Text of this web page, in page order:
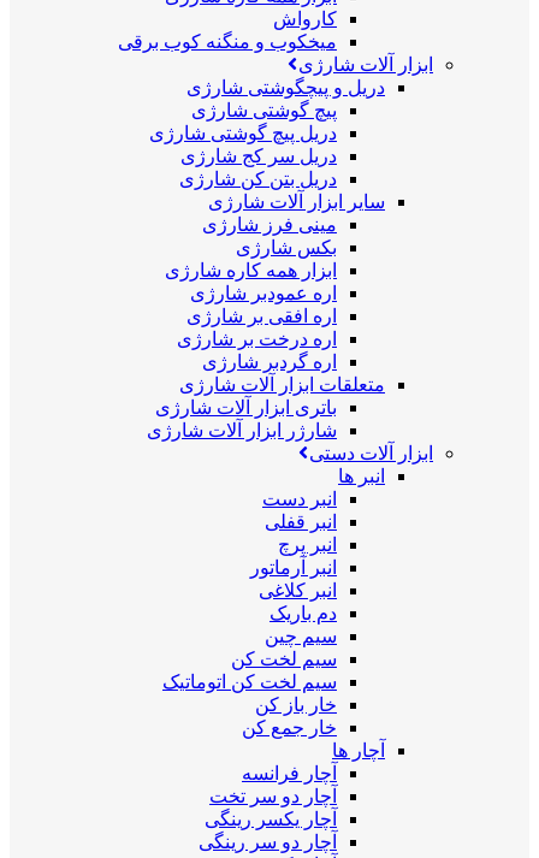
کارواش
میخکوب و منگنه کوب برقی
ابزار آلات شارژی
دریل و پیچگوشتی شارژی
پیچ گوشتی شارژی
دریل پیچ گوشتی شارژی
دریل سر کج شارژی
دریل بتن کن شارژی
سایر ابزار آلات شارژی
مینی فرز شارژی
بکس شارژی
ابزار همه کاره شارژی
اره عمودبر شارژی
اره افقی بر شارژی
اره درخت بر شارژی
اره گردبر شارژی
متعلقات ابزار آلات شارژی
باتری ابزار آلات شارژی
شارژر ابزار آلات شارژی
ابزار آلات دستی
انبر ها
انبر دست
انبر قفلی
انبر پرچ
انبر آرماتور
انبر کلاغی
دم باریک
سیم چین
سیم لخت کن
سیم لخت کن اتوماتیک
خار باز کن
خار جمع کن
آچار ها
آچار فرانسه
آچار دو سر تخت
آچار یکسر رینگی
آچار دو سر رینگی